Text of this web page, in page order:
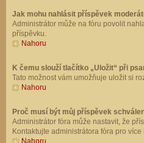
Jak mohu nahlásit příspěvek
Administrátor může na fóru povolit
příspěvku.
Nahoru
K čemu slouží tlačítko „Uložit“ při
Tato možnost vám umožňuje uložit si
Nahoru
Proč musí být můj příspěvek
Administrátor fóra může nastavit, že
Kontaktujte administrátora fóra pro více
Nahoru